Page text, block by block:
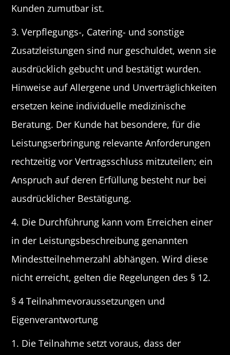
Kunden zumutbar ist.
3. Verpflegungs-, Catering- und sonstige
Zusatzleistungen sind nur geschuldet, wenn sie
ausdrücklich gebucht und bestätigt wurden.
Hinweise auf Allergene und Unverträglichkeiten
ersetzen keine individuelle medizinische
Beratung. Der Kunde hat besondere, für die
Leistungserbringung relevante Anforderungen
rechtzeitig vor Vertragsschluss mitzuteilen; ein
Anspruch auf deren Erfüllung besteht nur bei
ausdrücklicher Bestätigung.
4. Die Durchführung kann vom Erreichen einer
in der Leistungsbeschreibung genannten
Mindestteilnehmerzahl abhängen. Wird diese
nicht erreicht, gelten die Regelungen des § 12.
§ 4 Teilnahmevoraussetzungen und
Eigenverantwortung
1. Die Teilnahme setzt voraus, dass der